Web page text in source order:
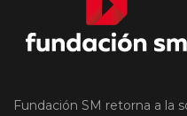
Fundación SM retorna a la